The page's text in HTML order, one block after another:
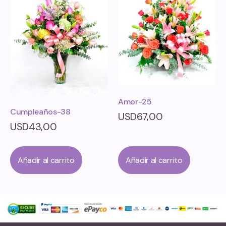
Cumpleaños-38
USD43,00
Añadir al carrito
Amor-25
USD67,00
Añadir al carrito